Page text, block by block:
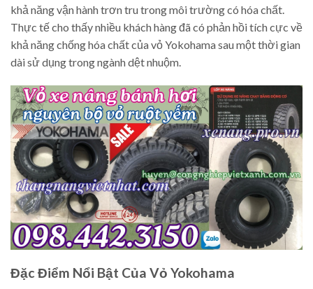
khả năng vận hành trơn tru trong môi trường có hóa chất.
Thực tế cho thấy nhiều khách hàng đã có phản hồi tích cực về
khả năng chống hóa chất của vỏ Yokohama sau một thời gian
dài sử dụng trong ngành dệt nhuộm.
Đặc Điểm Nổi Bật Của Vỏ Yokohama